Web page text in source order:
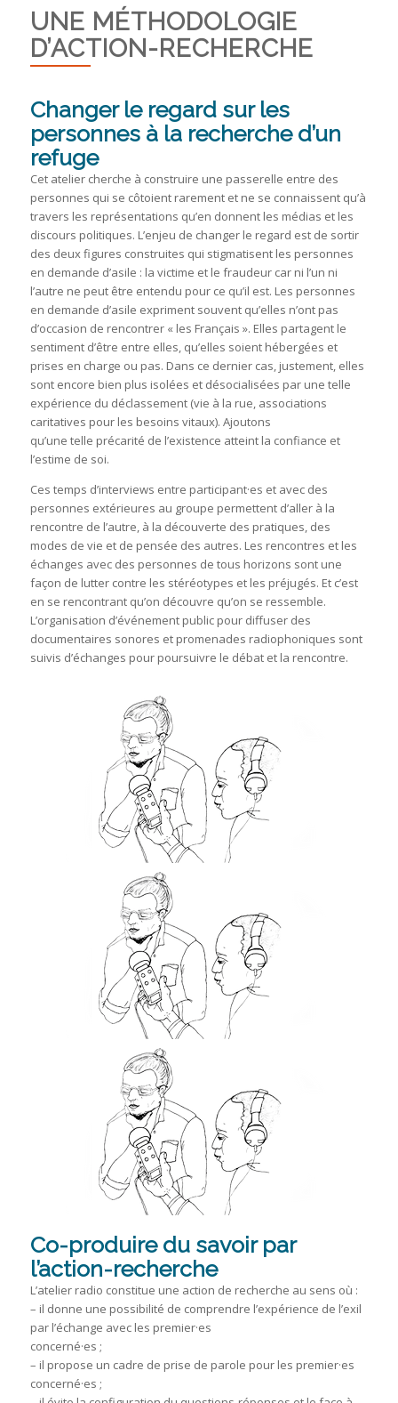
UNE MÉTHODOLOGIE
D’ACTION-RECHERCHE
Changer le regard sur les
personnes à la recherche d’un
refuge
Cet atelier cherche à construire une passerelle entre des
personnes qui se côtoient rarement et ne se connaissent qu’à
travers les représentations qu’en donnent les médias et les
discours politiques. L’enjeu de changer le regard est de sortir
des deux figures construites qui stigmatisent les personnes
en demande d’asile : la victime et le fraudeur car ni l’un ni
l’autre ne peut être entendu pour ce qu’il est. Les personnes
en demande d’asile expriment souvent qu’elles n’ont pas
d’occasion de rencontrer « les Français ». Elles partagent le
sentiment d’être entre elles, qu’elles soient hébergées et
prises en charge ou pas. Dans ce dernier cas, justement, elles
sont encore bien plus isolées et désocialisées par une telle
expérience du déclassement (vie à la rue, associations
caritatives pour les besoins vitaux). Ajoutons
qu’une telle précarité de l’existence atteint la confiance et
l’estime de soi.
Ces temps d’interviews entre participant·es et avec des
personnes extérieures au groupe permettent d’aller à la
rencontre de l’autre, à la découverte des pratiques, des
modes de vie et de pensée des autres. Les rencontres et les
échanges avec des personnes de tous horizons sont une
façon de lutter contre les stéréotypes et les préjugés. Et c’est
en se rencontrant qu’on découvre qu’on se ressemble.
L’organisation d’événement public pour diffuser des
documentaires sonores et promenades radiophoniques sont
suivis d’échanges pour poursuivre le débat et la rencontre.
Co-produire du savoir par
l’action-recherche
L’atelier radio constitue une action de recherche au sens où :
– il donne une possibilité de comprendre l’expérience de l’exil
par l’échange avec les premier·es
concerné·es ;
– il propose un cadre de prise de parole pour les premier·es
concerné·es ;